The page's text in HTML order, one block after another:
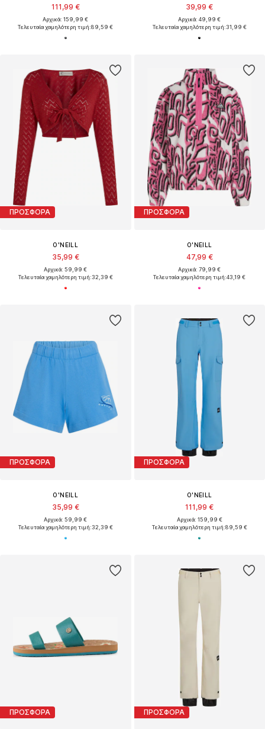
111,99 €
Αρχικά: 159,99 €
Τελευταία χαμηλότερη τιμή:89,59 €
39,99 €
Αρχικά: 49,99 €
Τελευταία χαμηλότερη τιμή:31,99 €
ΠΡΟΣΦΟΡΑ
O'NEILL
35,99 €
Αρχικά: 59,99 €
Τελευταία χαμηλότερη τιμή:32,39 €
ΠΡΟΣΦΟΡΑ
O'NEILL
47,99 €
Αρχικά: 79,99 €
Τελευταία χαμηλότερη τιμή:43,19 €
ΠΡΟΣΦΟΡΑ
O'NEILL
35,99 €
Αρχικά: 59,99 €
Τελευταία χαμηλότερη τιμή:32,39 €
ΠΡΟΣΦΟΡΑ
O'NEILL
111,99 €
Αρχικά: 159,99 €
Τελευταία χαμηλότερη τιμή:89,59 €
ΠΡΟΣΦΟΡΑ ΠΡΟΣΦΟΡΑ